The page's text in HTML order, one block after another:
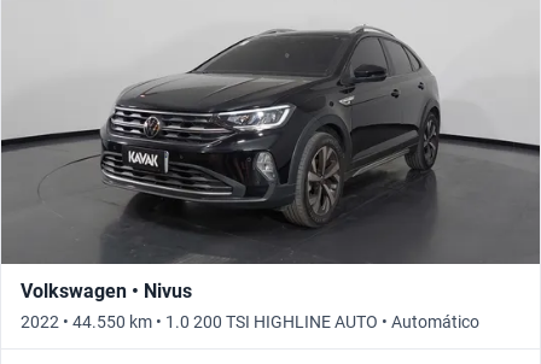
Volkswagen • Nivus
2022 • 44.550 km • 1.0 200 TSI HIGHLINE AUTO • Automático